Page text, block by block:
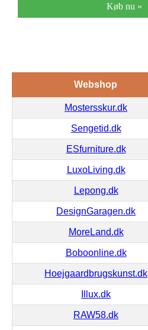
Køb nu »
Webshop
Mostersskur.dk
Sengetid.dk
ESfurniture.dk
LuxoLiving.dk
Lepong.dk
DesignGaragen.dk
MoreLand.dk
Boboonline.dk
Hoejgaardbrugskunst.dk
Illux.dk
RAW58.dk